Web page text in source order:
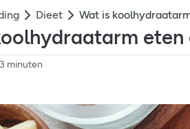
Dieet Wat is
eten
3 minuten